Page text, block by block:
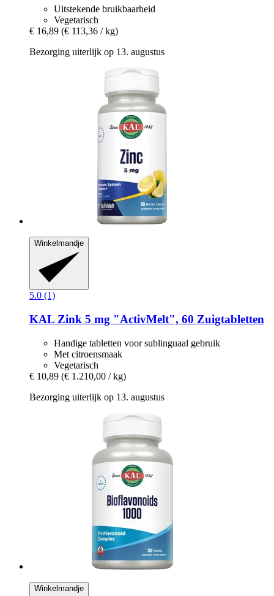
Uitstekende bruikbaarheid
Vegetarisch
€ 16,89 (€ 113,36 / kg)
Bezorging uiterlijk op 13. augustus
Winkelmandje
5.0 (1)
KAL Zink 5 mg "ActivMelt", 60 Zuigtabletten
Handige tabletten voor sublinguaal gebruik
Met citroensmaak
Vegetarisch
€ 10,89 (€ 1.210,00 / kg)
Bezorging uiterlijk op 13. augustus
Winkelmandje